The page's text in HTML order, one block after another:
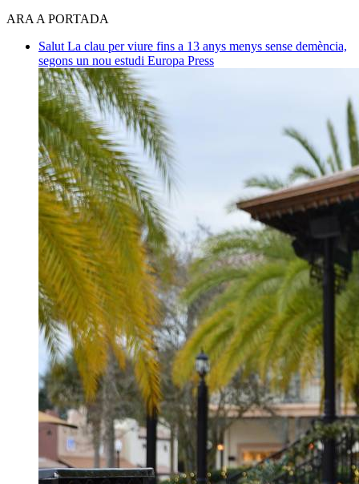
ARA A PORTADA
Salut La clau per viure fins a 13 anys menys sense demència,
segons un nou estudi Europa Press